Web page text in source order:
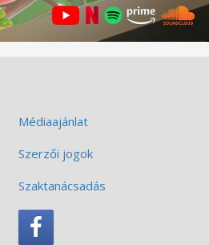
Médiaajánlat
Szerzői jogok
Szaktanácsadás